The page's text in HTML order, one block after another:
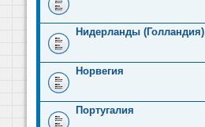
Нидерланды (Голландия)
Норвегия
Португалия